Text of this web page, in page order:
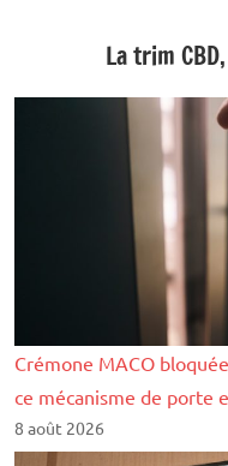
La trim
Crémone MACO
ce mécanisme de porte
8 août 2026